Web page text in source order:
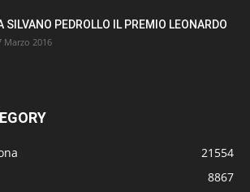
SILVANO PEDROLLO IL PREMIO LEONARDO
Marzo 2016
21554
8867